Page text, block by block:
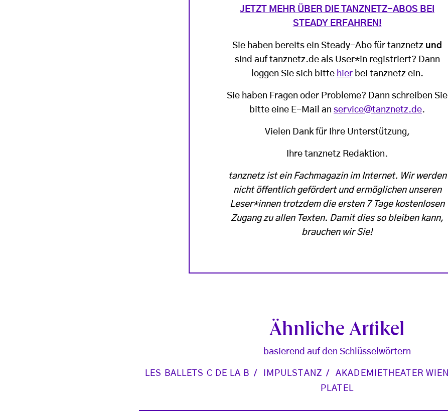
JETZT MEHR ÜBER DIE TANZNETZ-ABOS BEI
STEADY ERFAHREN!
Sie haben bereits ein Steady-Abo für tanznetz und
sind auf tanznetz.de als User*in registriert? Dann
loggen Sie sich bitte hierbei tanznetz ein.
Sie haben Fragen oder Probleme? Dann schreiben Sie
bitte eine E-Mail an service@tanznetz.de.
Vielen Dank für Ihre Unterstützung,
Ihre tanznetz Redaktion.
tanznetz ist ein Fachmagazin im Internet. Wir werden
nicht öffentlich gefördert und ermöglichen unseren
Leser*innen trotzdem die ersten 7 Tage kostenlosen
Zugang zu allen Texten. Damit dies so bleiben kann,
brauchen wir Sie!
Ähnliche Artikel
basierend auf den Schlüsselwörtern
LES BALLETS C DE LA B IMPULSTANZ AKADEMIETHEATER WIEN
PLATEL